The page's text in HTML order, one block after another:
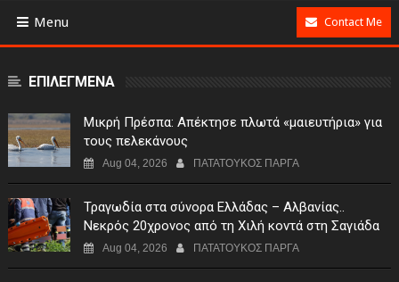
Menu Contact Me
ΕΠΙΛΕΓΜΕΝΑ
Μικρή Πρέσπα: Απέκτησε πλωτά «μαιευτήρια» για
τους πελεκάνους
Aug 04, 2026 ΠΑΤΑΤΟΥΚΟΣ ΠΑΡΓΑ
Τραγωδία στα σύνορα Ελλάδας – Αλβανίας..
Νεκρός 20χρονος από τη Χιλή κοντά στη Σαγιάδα
Aug 04, 2026 ΠΑΤΑΤΟΥΚΟΣ ΠΑΡΓΑ